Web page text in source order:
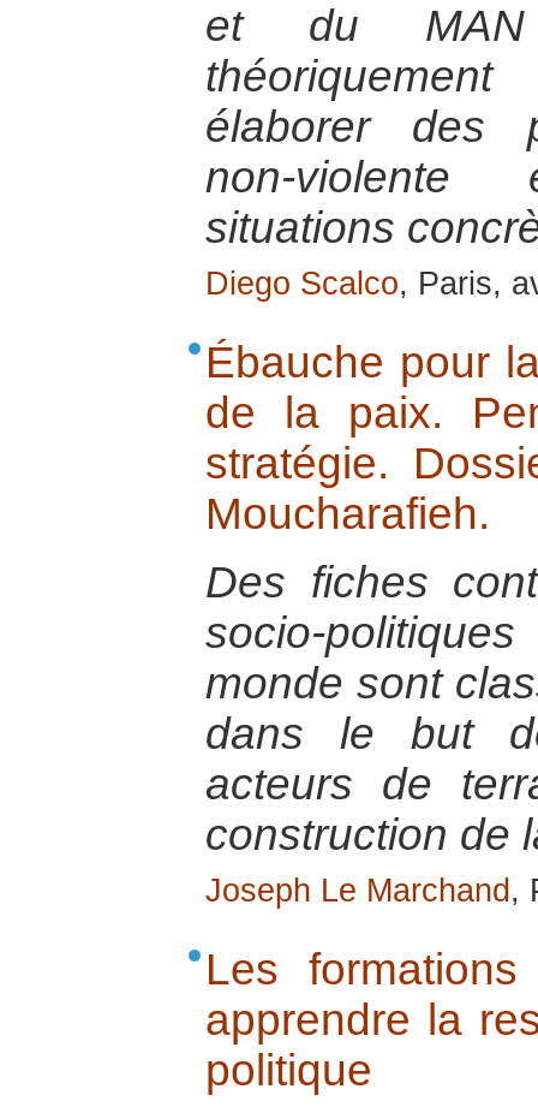
et du
élaborer des
non-
situations
Diego Scalco, Paris,
Ébauche pour
de la paix.
stratégie.
Moucharafieh.
Des fiches
socio-
monde sont
dans le but
acteurs de
construction de
Joseph Le Marchand ,
Les
apprendre la
politique